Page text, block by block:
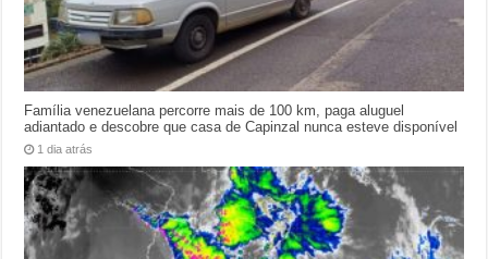
Família venezuelana percorre mais de 100 km, paga aluguel
adiantado e descobre que casa de Capinzal nunca esteve disponível
1 dia atrás